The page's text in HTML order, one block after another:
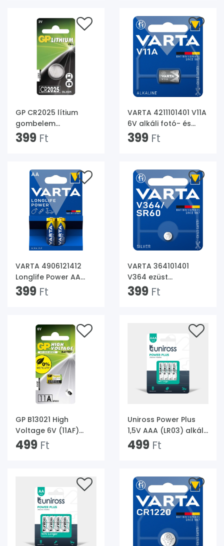
GP CR2025 lítium
gombelem
1db/bliszter
399 Ft
VARTA 4211101401 V11A
6V alkáli fotó- és
kalkulátorelem 1
399 Ft
VARTA 4906121412
Longlife Power AA
(LR6) alkáli
399 Ft
VARTA 364101401
V364 ezüst
gombelem
399 Ft
GP B13021 High
Voltage 6V (11AF)
speciális alkáli elem
499 Ft
Uniross Power Plus
1,5V AAA (LR03) alkáli
tartós mikroceruza
499 Ft